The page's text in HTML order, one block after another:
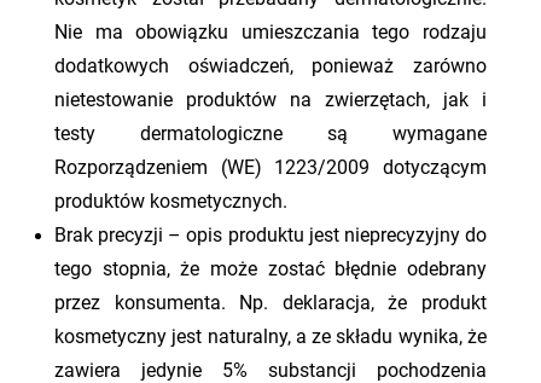
Nie ma obowiązku umieszczania tego rodzaju
dodatkowych oświadczeń, ponieważ zarówno
nietestowanie produktów na zwierzętach, jak i
testy dermatologiczne są wymagane
Rozporządzeniem (WE) 1223/2009 dotyczącym
produktów kosmetycznych.
Brak precyzji – opis produktu jest nieprecyzyjny do
tego stopnia, że może zostać błędnie odebrany
przez konsumenta. Np. deklaracja, że produkt
kosmetyczny jest naturalny, a ze składu wynika, że
zawiera jedynie 5% substancji pochodzenia